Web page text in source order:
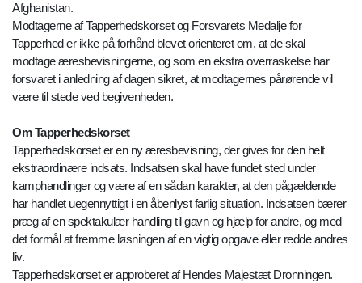
Afghanistan.
Modtagerne af Tapperhedskorset og Forsvarets Medalje for
Tapperhed er ikke på forhånd blevet orienteret om, at de skal
modtage æresbevisningerne, og som en ekstra overraskelse har
forsvaret i anledning af dagen sikret, at modtagernes pårørende vil
være til stede ved begivenheden.
Om Tapperhedskorset
Tapperhedskorset er en ny æresbevisning, der gives for den helt
ekstraordinære indsats. Indsatsen skal have fundet sted under
kamphandlinger og være af en sådan karakter, at den pågældende
har handlet uegennyttigt i en åbenlyst farlig situation. Indsatsen bærer
præg af en spektakulær handling til gavn og hjælp for andre, og med
det formål at fremme løsningen af en vigtig opgave eller redde andres
liv.
Tapperhedskorset er approberet af Hendes Majestæt Dronningen.